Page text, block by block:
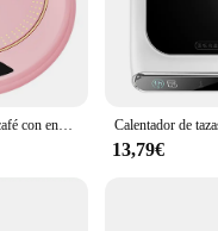
Calentador eléctrico de café con enchufe USB, calentador de tazas portátil con 3 Ajustes de temperatura, para calentar café, bebidas, leche y té
13,79€